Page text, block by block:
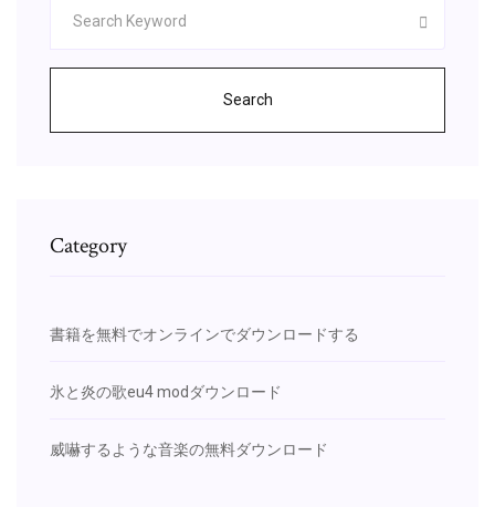
Search
Category
書籍を無料でオンラインでダウンロードする
氷と炎の歌eu4 modダウンロード
威嚇するような音楽の無料ダウンロード